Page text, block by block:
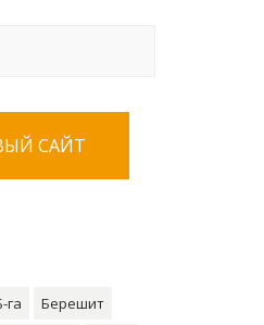
САЙТ
га
Берешит